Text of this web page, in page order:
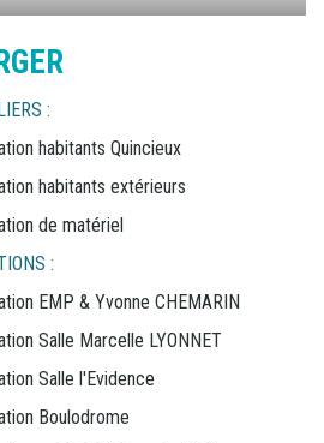
:
habitants Quincieux
habitants extérieurs
de matériel
:
EMP & Yvonne CHEMARIN
Salle Marcelle LYONNET
Salle l'Evidence
Boulodrome